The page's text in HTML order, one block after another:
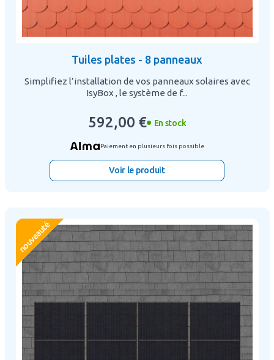
Tuiles plates - 8 panneaux
Simplifiez l’installation de vos panneaux solaires avec
IsyBox , le système de f...
592,00 € En stock
Paiement en plusieurs fois possible
Voir le produit
nouveauté